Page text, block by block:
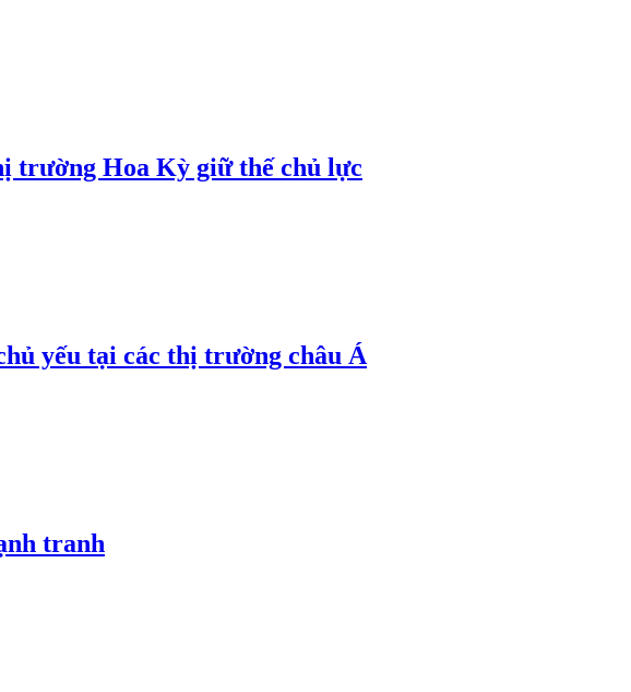
trường Hoa Kỳ giữ thế chủ lực
yếu tại các thị trường châu Á
tranh